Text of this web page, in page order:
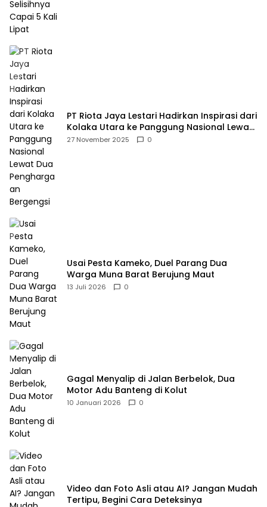
PT Riota Jaya Lestari Hadirkan Inspirasi dari
Kolaka Utara ke Panggung Nasional Lewat
Dua Penghargaan Bergengsi
27 November 2025 0
Usai Pesta Kameko, Duel Parang Dua
Warga Muna Barat Berujung Maut
13 Juli 2026 0
Gagal Menyalip di Jalan Berbelok, Dua
Motor Adu Banteng di Kolut
10 Januari 2026 0
Video dan Foto Asli atau AI? Jangan Mudah
Tertipu, Begini Cara Deteksinya